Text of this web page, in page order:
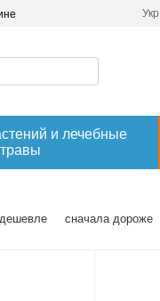
Укр
и лечебные
травы
сначала дороже